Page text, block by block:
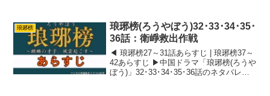
琅琊榜
琅琊榜(ろうやぼう)32･33･34･35･
36話：衛崢救出作戦
◀ 琅琊榜27～31話あらすじ | 琅琊榜37～
42あらすじ ▶中国ドラマ「琅琊榜(ろうや
ぼう)」32･33･34･35･36話のネタバレ・